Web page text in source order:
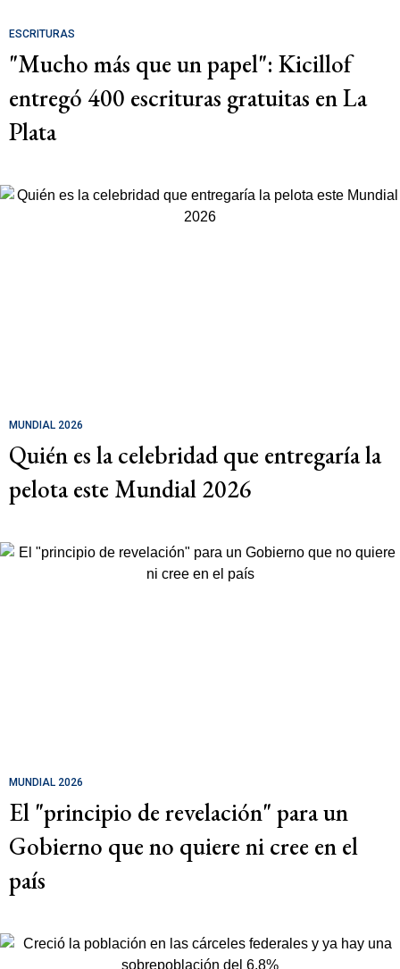
ESCRITURAS
"Mucho más que un papel": Kicillof
entregó 400 escrituras gratuitas en La
Plata
MUNDIAL 2026
Quién es la celebridad que entregaría la
pelota este Mundial 2026
MUNDIAL 2026
El "principio de revelación" para un
Gobierno que no quiere ni cree en el
país